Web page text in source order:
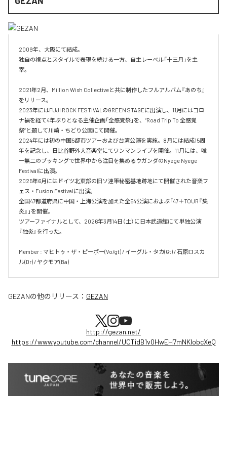
2009年、大阪にて結成。
独自の視点とスタイルで表現を続ける一方、自主レーベル「十三月」を主
宰。
2021年2月、Million Wish Collectiveと共に制作したフルアルバム『あのち』
をリリース。
2023年にはFUJI ROCK FESTIVALのGREEN STAGEに出演し、11月にはコロ
ナ禍を経て4年ぶりとなる主催企画「全感覚祭」を、“Road Trip To 全感覚
祭”と題して川崎・ちどり公園にて開催。
2024年には初の中国5都市ツアーおよび台湾公演を実施。8月には結成15周
年を記念し、日比谷野外大音楽堂にてワンマンライブを開催。11月には、唯
一無二のブッキングで世界中から注目を集めるウガンダのNyege Nyege
Festivalに出演。
2025年6月にはドイツ北東部の旧ソ連軍秘密基地跡地にて開催された音楽フ
ェス・Fusion Festivalに出演。
全国47都道府県に中国・上海公演を加えた全54公演におよぶ「47＋TOUR『集
炎』」を開催。
ツアーファイナルとして、2026年3月14日（土）に日本武道館にて単独公演
『独炎』を行った。
Member : マヒトゥ・ザ・ピーポー(Vo/gt) / イーグル・タカ(Gt) / 石原ロスカ
ル(Dr) / ヤクモア(Ba)
GEZANの他のリリース： GEZAN
http://gezan.net/
https://www.youtube.com/channel/UCTidB1v0HwEH7mNKlobcXeQ